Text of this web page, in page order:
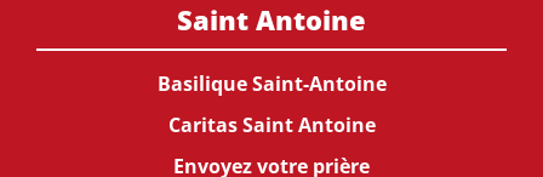
Saint Antoine
Basilique Saint-Antoine
Caritas Saint Antoine
Envoyez votre prière